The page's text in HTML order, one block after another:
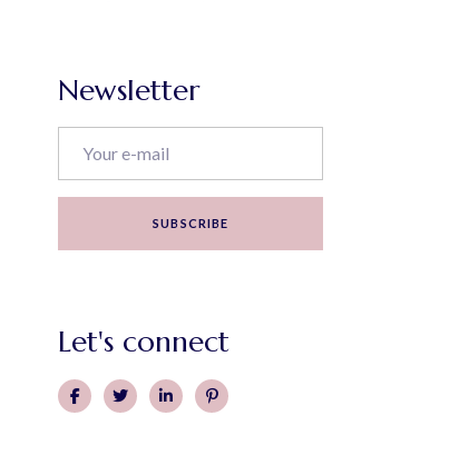
Newsletter
SUBSCRIBE
Let's connect